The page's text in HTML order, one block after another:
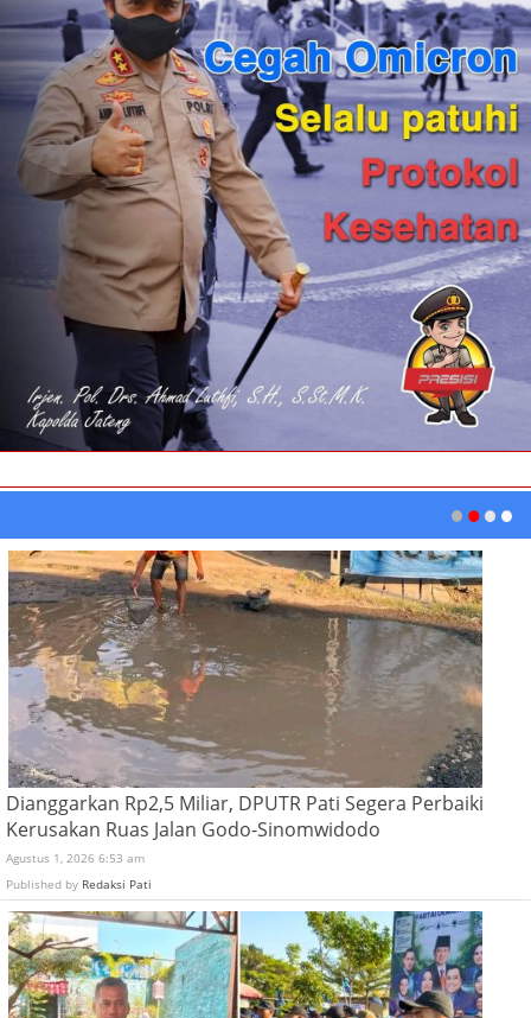
Dianggarkan Rp2,5 Miliar, DPUTR Pati Segera Perbaiki
Kerusakan Ruas Jalan Godo-Sinomwidodo
Agustus 1, 2026 6:53 am
Published by Redaksi Pati